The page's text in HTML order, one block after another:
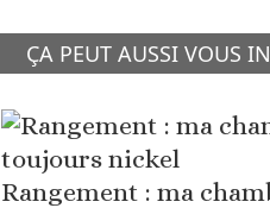
ÇA PEUT AUSSI VOUS
Rangement : ma